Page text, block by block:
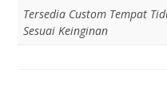
Tersedia Custom Tempat
Sesuai Keinginan